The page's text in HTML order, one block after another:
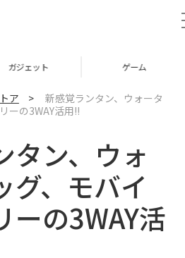
ガジェット ゲーム
ア >
新感覚ランタン、ウォータ
ーの3WAY活用!!
タン、ウォ
グ、モバイ
ーの3WAY活